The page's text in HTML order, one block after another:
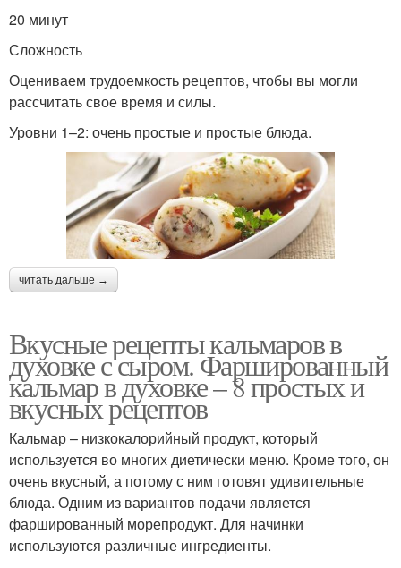
20 минут
Сложность
Оцениваем трудоемкость рецептов, чтобы вы могли
рассчитать свое время и силы.
Уровни 1–2: очень простые и простые блюда.
читать дальше →
Вкусные рецепты кальмаров в
духовке с сыром. Фаршированный
кальмар в духовке – 8 простых и
вкусных рецептов
Кальмар – низкокалорийный продукт, который
используется во многих диетически меню. Кроме того, он
очень вкусный, а потому с ним готовят удивительные
блюда. Одним из вариантов подачи является
фаршированный морепродукт. Для начинки
используются различные ингредиенты.